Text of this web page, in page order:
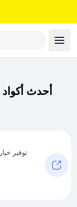
أحدث
توفير